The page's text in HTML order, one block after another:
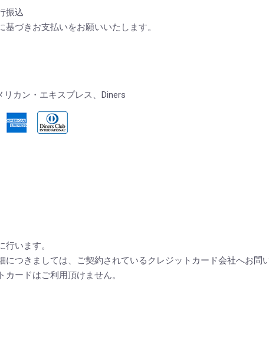
振込
づきお支払いをお願いいたします。
リカン・エキスプレス、Diners
います。
つきましては、ご契約されているクレジットカード会社へお問
ードはご利用頂けません。